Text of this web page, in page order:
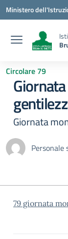
Vai ai contenuti
Vai al menu di
Vai al footer
Ministero
Circolare 79
Giornata
Personale
79 giornata